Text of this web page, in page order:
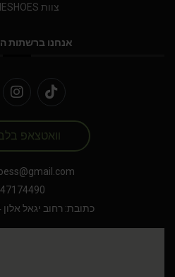
צוות BESTIESHOES
אנחנו ברשתות
וואטצאפ
כתובת: רחוב יגאל אלון 94 תל אביב יפו